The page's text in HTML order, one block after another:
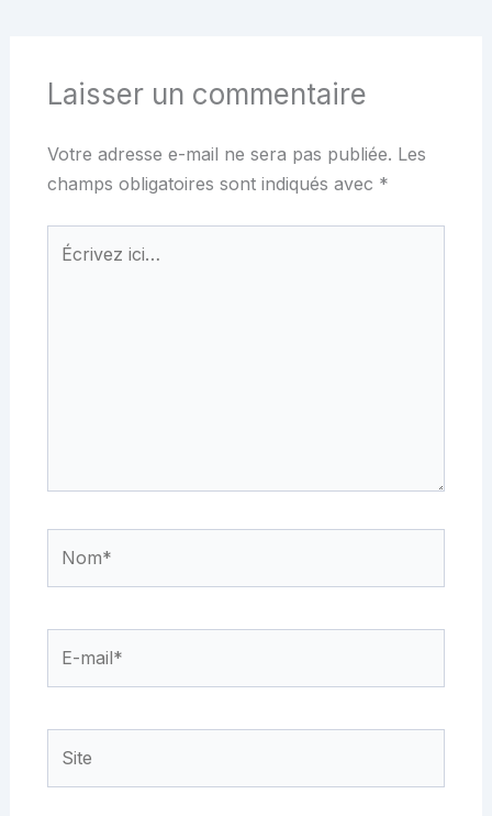
Laisser un commentaire
Votre adresse e-mail ne sera pas publiée. Les
champs obligatoires sont indiqués avec *
Écrivez
ici…
mail*